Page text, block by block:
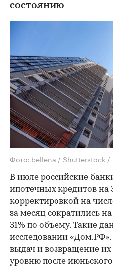
состоянию
Фото: bellena / Shutterstock /
В июле российские
ипотечных кредитов на
корректировкой на
за месяц сократились
31% по объему. Такие
исследовании
выдач и возвращение их
уровню после